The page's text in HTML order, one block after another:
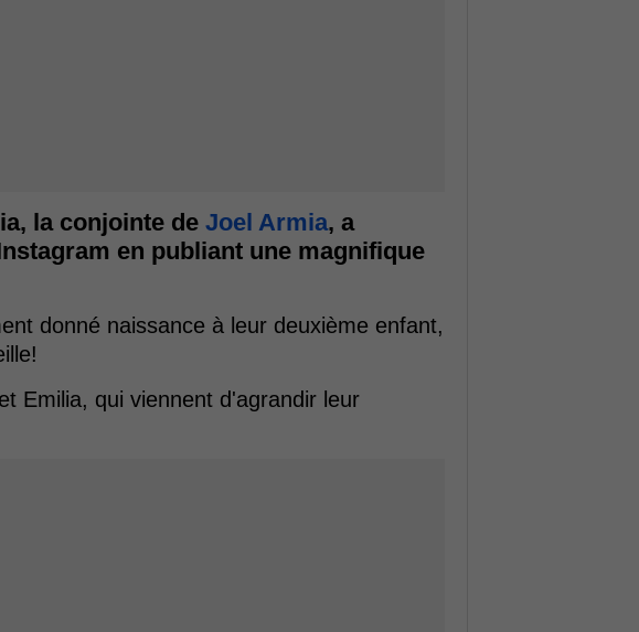
la conjointe de Joel Armia, a
en publiant une magnifique
donné naissance à leur deuxième enfant,
Emilia, qui viennent d'agrandir leur